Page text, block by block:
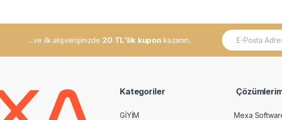
...ve ilk alışverişinizde 20 TL'lik kuponkazanın.
E
m
Kategoriler
GİYİM
Mexa